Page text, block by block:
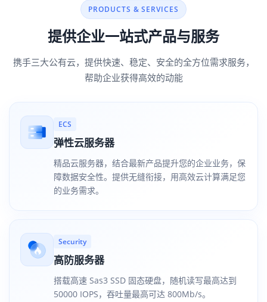
PRODUCTS & SERVICES
提供企业一站式产品与服务
携手三大公有云，提供快速、稳定、安全的全方位需求服务，
帮助企业获得高效的动能
ECS
弹性云服务器
精品云服务器，结合最新产品提升您的企业业务，保
障数据安全性。提供无缝衔接，用高效云计算满足您
的业务需求。
Security
高防服务器
搭载高速 Sas3 SSD 固态硬盘，随机读写最高达到
50000 IOPS，吞吐量最高可达 800Mb/s。